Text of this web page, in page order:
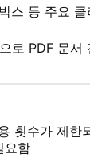
스 등 주요
로 PDF 문서
횟수가 제한
요함